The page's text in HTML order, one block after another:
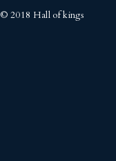
© 2018 Hall of kings